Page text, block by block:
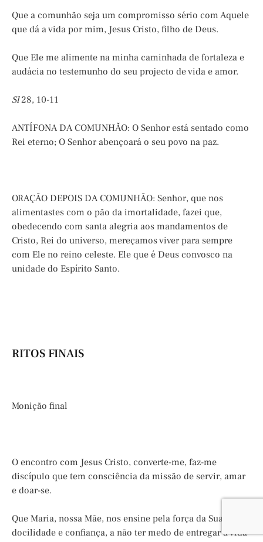
Que a comunhão seja um compromisso sério com Aquele
que dá a vida por mim, Jesus Cristo, filho de Deus.
Que Ele me alimente na minha caminhada de fortaleza e
audácia no testemunho do seu projecto de vida e amor.
Sl28, 10-11
ANTÍFONA DA COMUNHÃO: O Senhor está sentado como
Rei eterno; O Senhor abençoará o seu povo na paz.
ORAÇÃO DEPOIS DA COMUNHÃO: Senhor, que nos
alimentastes com o pão da imortalidade, fazei que,
obedecendo com santa alegria aos mandamentos de
Cristo, Rei do universo, mereçamos viver para sempre
com Ele no reino celeste. Ele que é Deus convosco na
unidade do Espírito Santo.
RITOS FINAIS
Monição final
O encontro com Jesus Cristo, converte-me, faz-me
discípulo que tem consciência da missão de servir, amar
e doar-se.
Que Maria, nossa Mãe, nos ensine pela força da Sua
docilidade e confiança, a não ter medo de entregar a vida